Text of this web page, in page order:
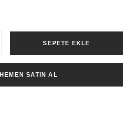
SEPETE EKLE
HEMEN SATIN AL